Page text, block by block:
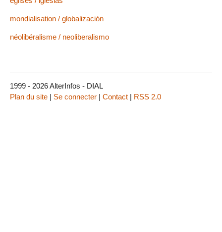
mondialisation / globalización
néolibéralisme / neoliberalismo
1999 - 2026 AlterInfos - DIAL
Plan du site | Se connecter | Contact | RSS 2.0